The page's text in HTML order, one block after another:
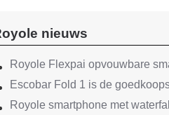
nieuws
Royole Flexpai opvouwbare
Escobar Fold 1 is de
Royole smartphone met